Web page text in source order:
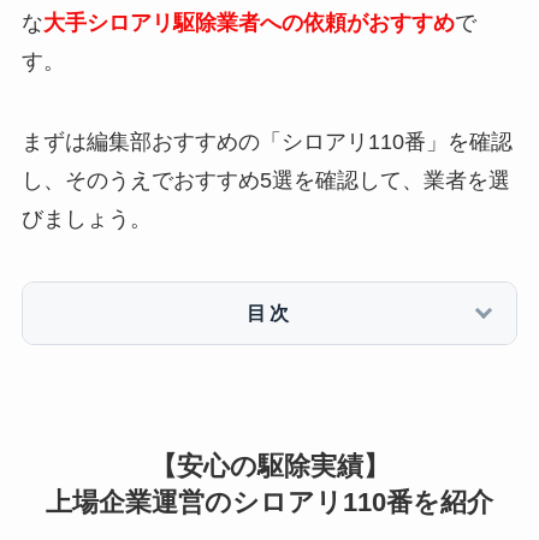
な大手シロアリ駆除業者への依頼がおすすめで
す。
まずは編集部おすすめの「シロアリ110番」を確認
し、そのうえでおすすめ5選を確認して、業者を選
びましょう。
目次
【安心の駆除実績】
上場企業運営のシロアリ110番を紹介